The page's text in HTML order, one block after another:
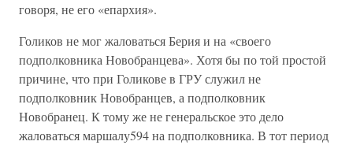
говоря, не его «епархия».
Голиков не мог жаловаться Берия и на «своего
подполковника Новобранцева». Хотя бы по той простой
причине, что при Голикове в ГРУ служил не
подполковник Новобранцев, а подполковник
Новобранец. К тому же не генеральское это дело
жаловаться маршалу594 на подполковника. В тот период